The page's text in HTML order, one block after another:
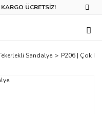
KARGO ÜCRETSİZ!
Sandalye P206 | Çok